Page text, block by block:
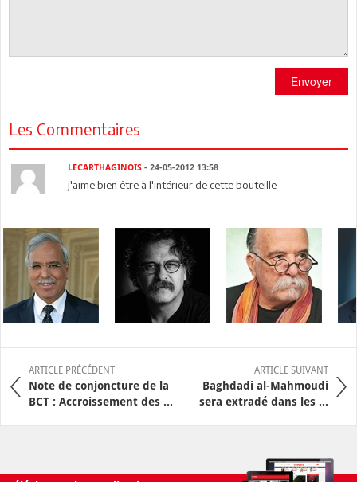
Envoyer
Les Commentaires
LECARTHAGINOIS - 24-05-2012 13:58
j'aime bien être à l'intérieur de cette bouteille
ARTICLE PRÉCÉDENT
Note de conjoncture de la
BCT : Accroissement des ...
ARTICLE SUIVANT
Baghdadi al-Mahmoudi
sera extradé dans les ...